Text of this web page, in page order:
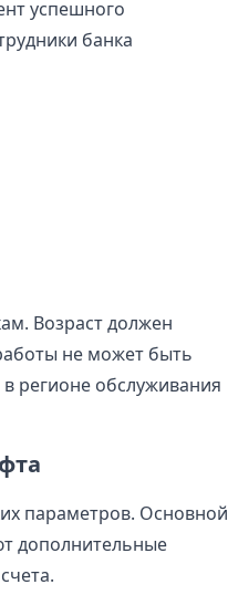
успешного
банка
Возраст должен
не может быть
регионе обслуживания
параметров. Основной
дополнительные